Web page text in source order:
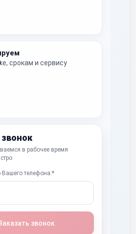
срокам и сервису
в рабочее время
Вашего телефона:*
звонок